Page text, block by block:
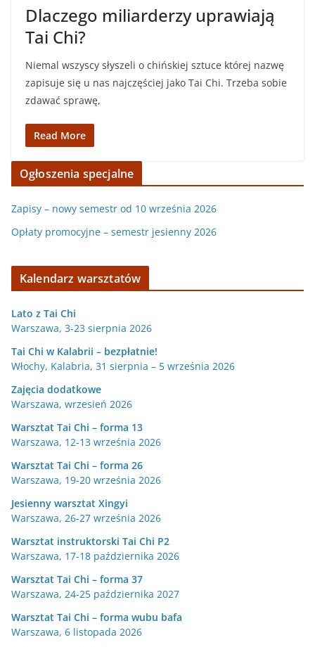
Dlaczego miliarderzy uprawiają
Tai Chi?
Niemal wszyscy słyszeli o chińskiej sztuce której nazwę
zapisuje się u nas najczęściej jako Tai Chi. Trzeba sobie
zdawać sprawę,
Read More
Ogłoszenia specjalne
Zapisy – nowy semestr od 10 września 2026
Opłaty promocyjne – semestr jesienny 2026
Kalendarz warsztatów
Lato z Tai Chi
Warszawa, 3-23 sierpnia 2026
Tai Chi w Kalabrii – bezpłatnie!
Włochy, Kalabria, 31 sierpnia – 5 września 2026
Zajęcia dodatkowe
Warszawa, wrzesień 2026
Warsztat Tai Chi – forma 13
Warszawa, 12-13 września 2026
Warsztat Tai Chi – forma 26
Warszawa, 19-20 września 2026
Jesienny warsztat Xingyi
Warszawa, 26-27 września 2026
Warsztat instruktorski Tai Chi P2
Warszawa, 17-18 października 2026
Warsztat Tai Chi – forma 37
Warszawa, 24-25 października 2027
Warsztat Tai Chi – forma wubu bafa
Warszawa, 6 listopada 2026